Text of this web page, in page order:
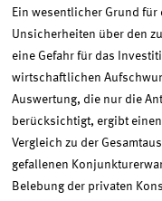
Ein wesentlicher Grund
Unsicherheiten über den
eine Gefahr für das
wirtschaftlichen
Auswertung, die nur die
berücksichtigt, ergibt
Vergleich zu der
gefallenen
Belebung der privaten